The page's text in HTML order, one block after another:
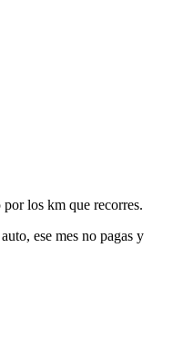
por los km que recorres.
ese mes no pagas y